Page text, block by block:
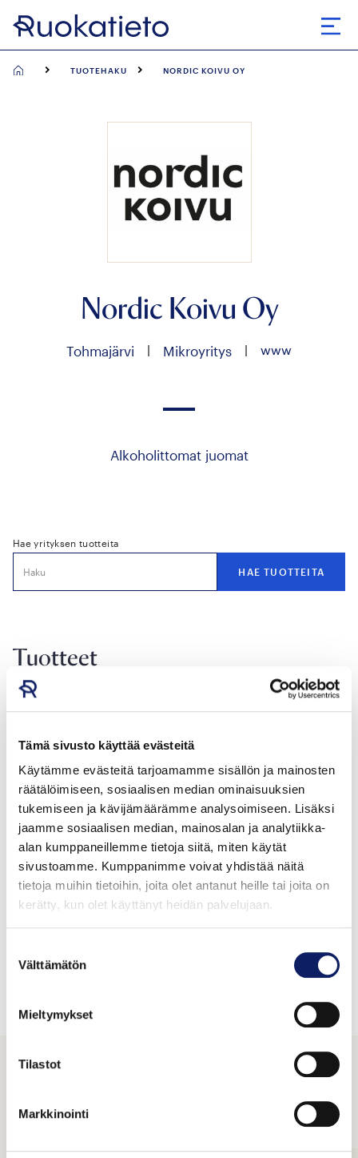
Tämä sivusto käyttää evästeitä
Käytämme evästeitä tarjoamamme sisällön ja mainosten
räätälöimiseen, sosiaalisen median ominaisuuksien
tukemiseen ja kävijämäärämme analysoimiseen. Lisäksi
jaamme sosiaalisen median, mainosalan ja analytiikka-
alan kumppaneillemme tietoja siitä, miten käytät
sivustoamme. Kumppanimme voivat yhdistää näitä
tietoja muihin tietoihin, joita olet antanut heille tai joita on
kerätty, kun olet käyttänyt heidän palvelujaan.
valinta
Välttämätön
Mieltymykset
Tilastot
Markkinointi
Siirry
suoraan
TUOTEHAKU NORDIC KOIVU OY
Nordic Koivu Oy
Tohmajärvi | Mikroyritys | www
Alkoholittomat juomat
Hae yrityksen tuotteita
Tuotteet